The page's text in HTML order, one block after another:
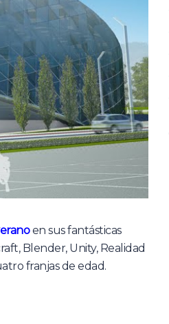
en sus fantásticas
Blender, Unity, Realidad
franjas de edad.